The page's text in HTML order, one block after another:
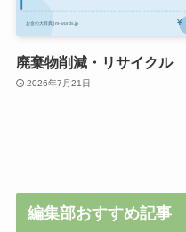
廃棄物削減・リサイクル
2026年7月21日
編集部おすすめ記事